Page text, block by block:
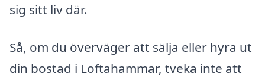
sig sitt liv där.
Så, om du överväger att sälja eller hyra ut
din bostad i Loftahammar, tveka inte att